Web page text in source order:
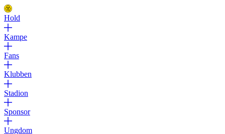
Hold
Kampe
Fans
Klubben
Stadion
Sponsor
Ungdom